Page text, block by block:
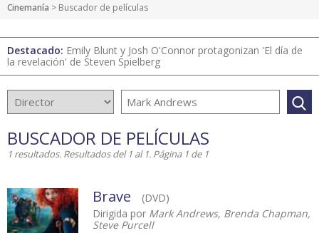
Cinemanía > Buscador de películas
Destacado: Emily Blunt y Josh O'Connor protagonizan 'El día de
la revelación' de Steven Spielberg
BUSCADOR DE PELÍCULAS
1 resultados. Resultados del 1 al 1. Página 1 de 1
Brave
(DVD)
Dirigida por Mark Andrews, Brenda Chapman,
Steve Purcell